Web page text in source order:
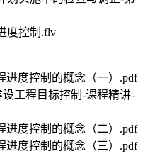
度控制.flv
进度控制的概念（一）.pdf
工程目标控制-课程精讲-
进度控制的概念（二）.pdf
进度控制的概念（三）.pdf